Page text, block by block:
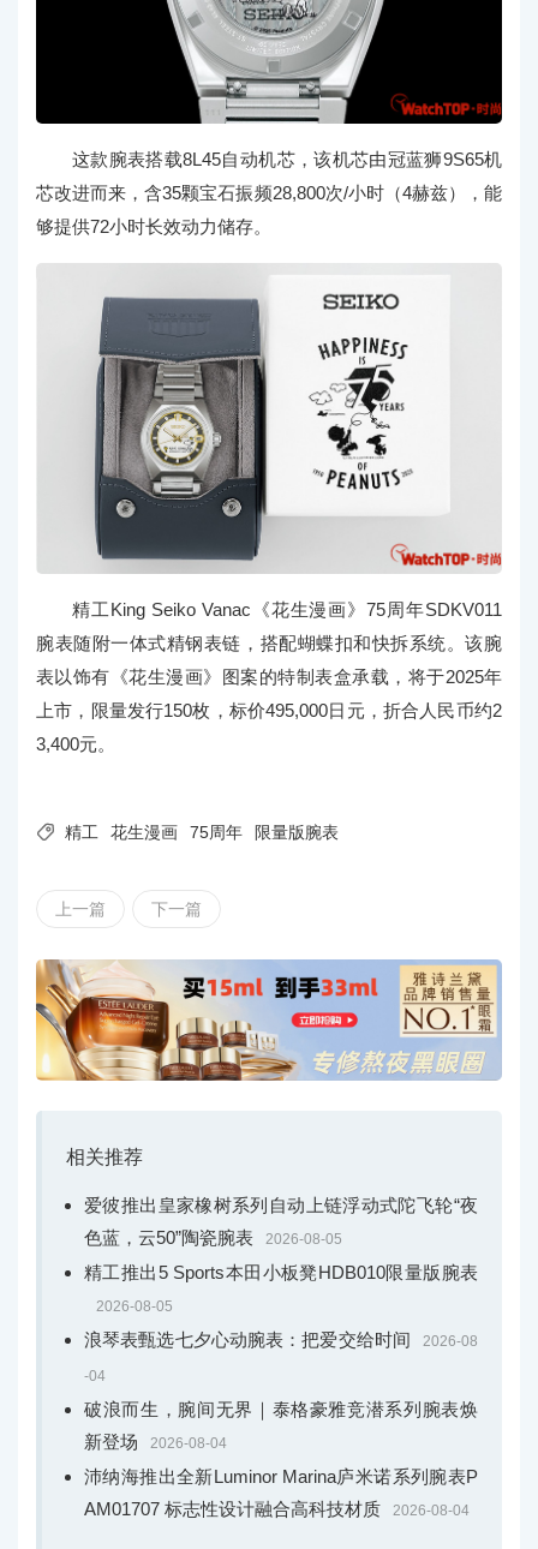
这款腕表搭载8L45自动机芯，该机芯由冠蓝狮9S65机
芯改进而来，含35颗宝石振频28,800次/小时（4赫兹），能
够提供72小时长效动力储存。
精工King Seiko Vanac《花生漫画》75周年SDKV011
腕表随附一体式精钢表链，搭配蝴蝶扣和快拆系统。该腕
表以饰有《花生漫画》图案的特制表盒承载，将于2025年
上市，限量发行150枚，标价495,000日元，折合人民币约2
3,400元。
 精工 花生漫画 75周年 限量版腕表
上一篇 下一篇
相关推荐
爱彼推出皇家橡树系列自动上链浮动式陀飞轮“夜
色蓝，云50”陶瓷腕表
2026-08-05
精工推出5 Sports本田小板凳HDB010限量版腕表
2026-08-05
浪琴表甄选七夕心动腕表：把爱交给时间 2026-08
-04
破浪而生，腕间无界｜泰格豪雅竞潜系列腕表焕
新登场
2026-08-04
沛纳海推出全新Luminor Marina庐米诺系列腕表P
AM01707 标志性设计融合高科技材质
2026-08-04